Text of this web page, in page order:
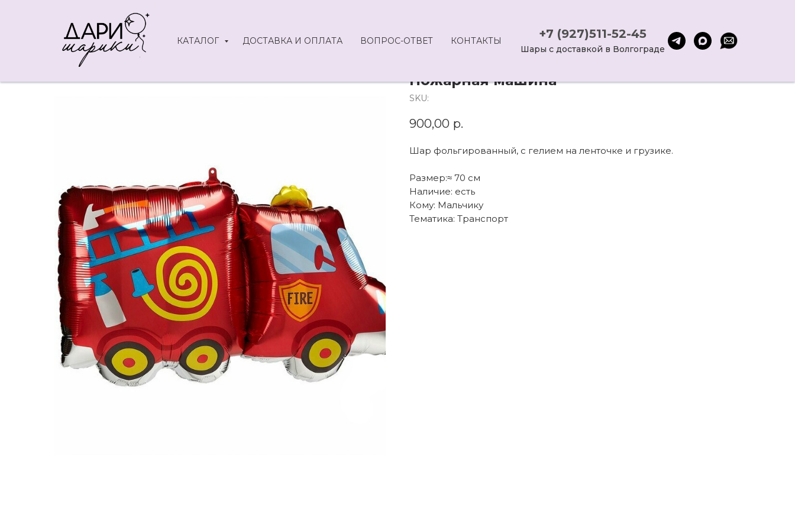
КАТАЛОГ ДОСТАВКА И ОПЛАТА ВОПРОС-ОТВЕТ КОНТАКТЫ +7 (927)511-52-45
Шары с доставкой в Волгограде
Пожарная машина
SKU:
900,00 р.
Шар фольгированный, с гелием на ленточке и грузике.
Размер:≈ 70 см
Наличие: есть
Кому: Мальчику
Тематика: Транспорт